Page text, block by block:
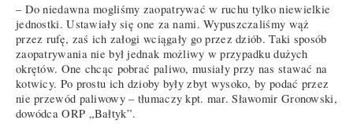
– Do niedawna mogliśmy zaopatrywać w ruchu tylko niewielkie
jednostki. Ustawiały się one za nami. Wypuszczaliśmy wąż
przez rufę, zaś ich załogi wciągały go przez dziób. Taki sposób
zaopatrywania nie był jednak możliwy w przypadku dużych
okrętów. One chcąc pobrać paliwo, musiały przy nas stawać na
kotwicy. Po prostu ich dzioby były zbyt wysoko, by podać przez
nie przewód paliwowy – tłumaczy kpt. mar. Sławomir Gronowski,
dowódca ORP „Bałtyk”.